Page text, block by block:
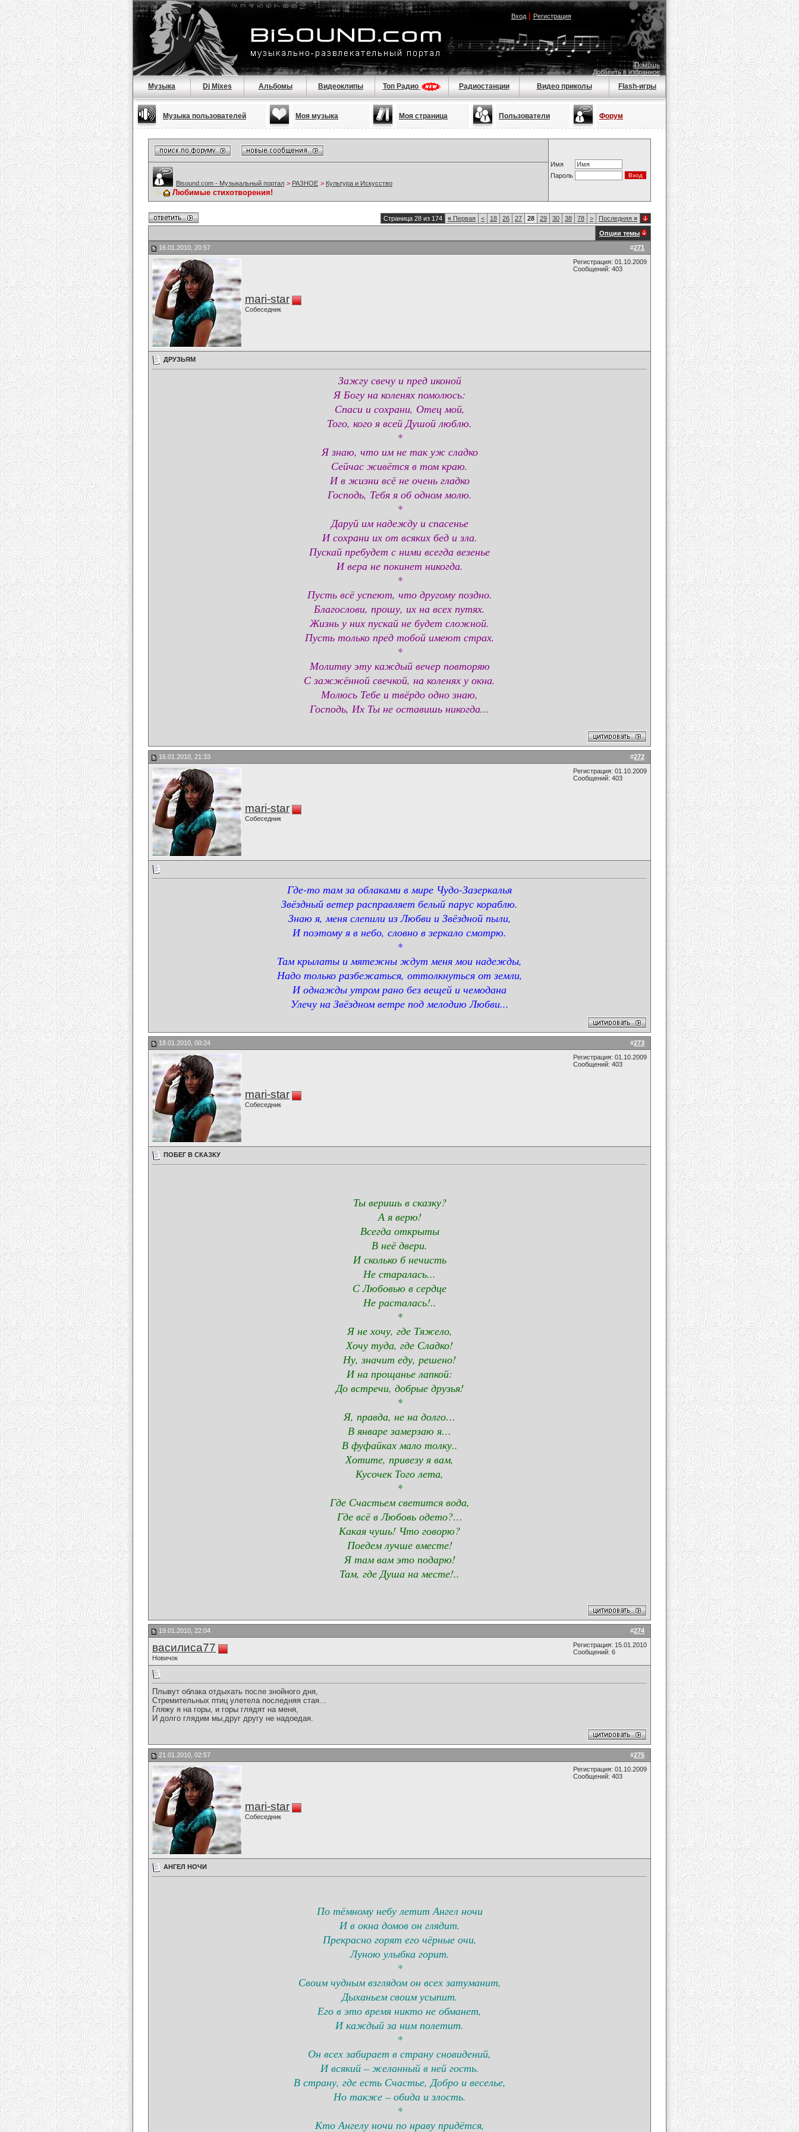
Вход| Регистрация
Помощь
Добавить в избранное
Музыка Dj Mixes Альбомы Видеоклипы Топ Радио Радиостанции Видео приколы Flash-игры
Музыка пользователей Моя музыка Моя страница Пользователи Форум
Имя
Пароль
Bisound.com - Музыкальный портал > РАЗНОЕ > Культура и Искусство
Любимые стихотворения!
Страница 28 из 174 « Первая < 18 26 27 28 29 30 38 78 > Последняя »
Опции темы
#271
16.01.2010, 20:57
mari-star
Собеседник
Регистрация: 01.10.2009
Сообщений: 403
ДРУЗЬЯМ
Зажгу свечу и пред иконой
Я Богу на коленях помолюсь:
Спаси и сохрани, Отец мой,
Того, кого я всей Душой люблю.
*
Я знаю, что им не так уж сладко
Сейчас живётся в том краю.
И в жизни всё не очень гладко
Господь, Тебя я об одном молю.
*
Даруй им надежду и спасенье
И сохрани их от всяких бед и зла.
Пускай пребудет с ними всегда везенье
И вера не покинет никогда.
*
Пусть всё успеют, что другому поздно.
Благослови, прошу, их на всех путях.
Жизнь у них пускай не будет сложной.
Пусть только пред тобой имеют страх.
*
Молитву эту каждый вечер повторяю
С зажжённой свечкой, на коленях у окна.
Молюсь Тебе и твёрдо одно знаю,
Господь, Их Ты не оставишь никогда...
#272
16.01.2010, 21:33
mari-star
Собеседник
Регистрация: 01.10.2009
Сообщений: 403
Где-то там за облаками в мире Чудо-Зазеркалья
Звёздный ветер расправляет белый парус кораблю.
Знаю я, меня слепили из Любви и Звёздной пыли,
И поэтому я в небо, словно в зеркало смотрю.
*
Там крылаты и мятежны ждут меня мои надежды,
Надо только разбежаться, оттолкнуться от земли,
И однажды утром рано без вещей и чемодана
Улечу на Звёздном ветре под мелодию Любви...
#273
18.01.2010, 00:24
mari-star
Собеседник
Регистрация: 01.10.2009
Сообщений: 403
ПОБЕГ В СКАЗКУ
Ты веришь в сказку?
А я верю!
Всегда открыты
В неё двери.
И сколько б нечисть
Не старалась...
С Любовью в сердце
Не расталась!..
*
Я не хочу, где Тяжело,
Хочу туда, где Сладко!
Ну, значит еду, решено!
И на прощанье лапкой:
До встречи, добрые друзья!
*
Я, правда, не на долго…
В январе замерзаю я…
В фуфайках мало толку..
Хотите, привезу я вам,
Кусочек Того лета,
*
Где Счастьем светится вода,
Где всё в Любовь одето?…
Какая чушь! Что говорю?
Поедем лучше вместе!
Я там вам это подарю!
Там, где Душа на месте!..
#274
19.01.2010, 22:04
василиса77
Новичок
Регистрация: 15.01.2010
Сообщений: 6
Плывут облака отдыхать после знойного дня,
Стремительных птиц улетела последняя стая...
Гляжу я на горы, и горы глядят на меня,
И долго глядим мы,друг другу не надоедая.
#275
21.01.2010, 02:57
mari-star
Собеседник
Регистрация: 01.10.2009
Сообщений: 403
АНГЕЛ НОЧИ
По тёмному небу летит Ангел ночи
И в окна домов он глядит.
Прекрасно горят его чёрные очи,
Луною улыбка горит.
*
Своим чудным взглядом он всех затуманит,
Дыханьем своим усыпит.
Его в это время никто не обманет,
И каждый за ним полетит.
*
Он всех забирает в страну сновидений,
И всякий – желанный в ней гость.
В страну, где есть Счастье, Добро и веселье,
Но также – обида и злость.
*
Кто Ангелу ночи по нраву придётся,